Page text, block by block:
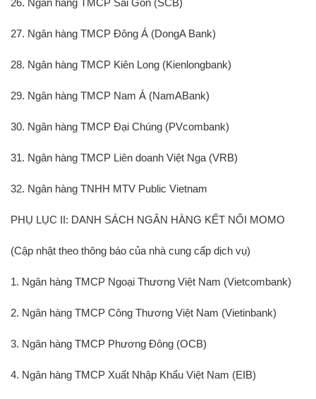
26. Ngân hàng TMCP Sài Gòn (SCB)
27. Ngân hàng TMCP Đông Á (DongA Bank)
28. Ngân hàng TMCP Kiên Long (Kienlongbank)
29. Ngân hàng TMCP Nam Á (NamABank)
30. Ngân hàng TMCP Đại Chúng (PVcombank)
31. Ngân hàng TMCP Liên doanh Việt Nga (VRB)
32. Ngân hàng TNHH MTV Public Vietnam
PHỤ LỤC II: DANH SÁCH NGÂN HÀNG KẾT NỐI MOMO
(Cập nhật theo thông báo của nhà cung cấp dịch vụ)
1. Ngân hàng TMCP Ngoại Thương Việt Nam (Vietcombank)
2. Ngân hàng TMCP Công Thương Việt Nam (Vietinbank)
3. Ngân hàng TMCP Phương Đông (OCB)
4. Ngân hàng TMCP Xuất Nhập Khẩu Việt Nam (EIB)